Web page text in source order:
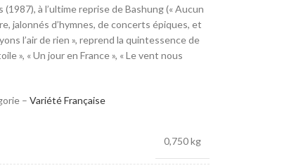
à l’ultime reprise de Bashung (« Aucun
jalonnés d’hymnes, de concerts épiques, et
l’air de rien », reprend la quintessence de
», « Un jour en France », « Le vent nous
– Variété Française
0,750 kg